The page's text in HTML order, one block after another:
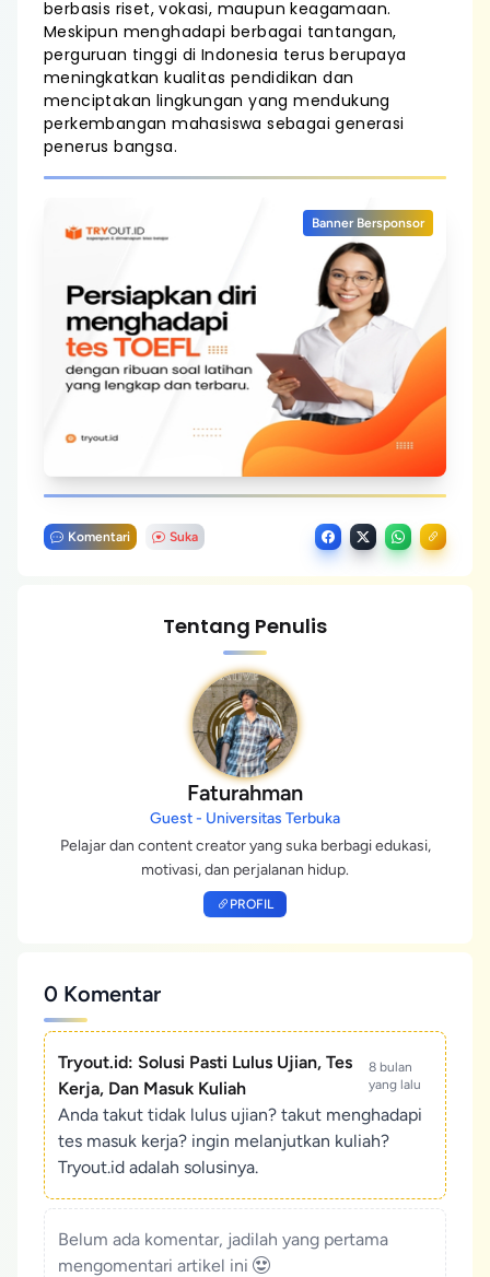
berbasis riset, vokasi, maupun keagamaan.
Meskipun menghadapi berbagai tantangan,
perguruan tinggi di Indonesia terus berupaya
meningkatkan kualitas pendidikan dan
menciptakan lingkungan yang mendukung
perkembangan mahasiswa sebagai generasi
penerus bangsa.
Banner Bersponsor
Komentari Suka
Tentang Penulis
Faturahman
Guest - Universitas Terbuka
Pelajar dan content creator yang suka berbagi edukasi,
motivasi, dan perjalanan hidup.
PROFIL
0 Komentar
Tryout.id: Solusi Pasti Lulus Ujian, Tes
Kerja, Dan Masuk Kuliah
8 bulan
yang lalu
Anda takut tidak lulus ujian? takut menghadapi
tes masuk kerja? ingin melanjutkan kuliah?
Tryout.id adalah solusinya.
Belum ada komentar, jadilah yang pertama
mengomentari artikel ini